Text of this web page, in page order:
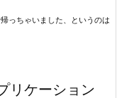
っちゃいました、というのは
リケーション